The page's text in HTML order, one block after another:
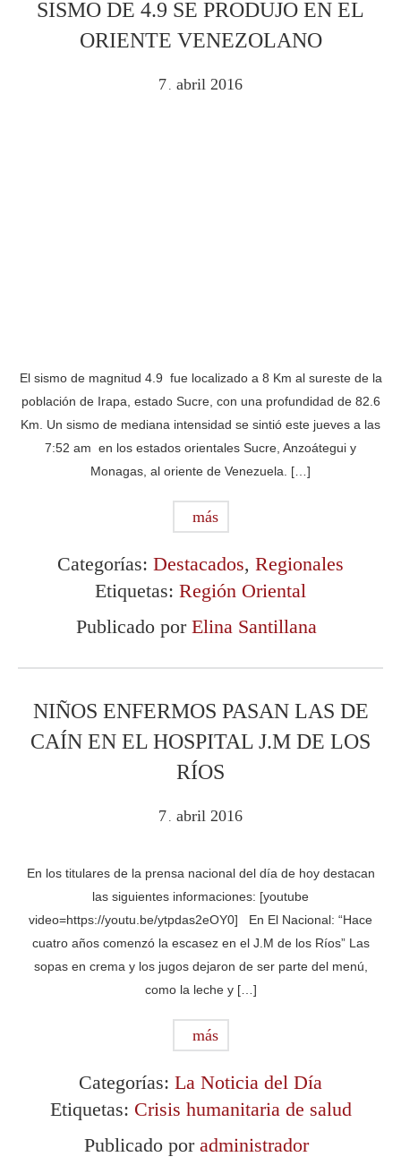
SISMO DE 4.9 SE PRODUJO EN EL
ORIENTE VENEZOLANO
7 abril 2016
El sismo de magnitud 4.9 fue localizado a 8 Km al sureste de la
población de Irapa, estado Sucre, con una profundidad de 82.6
Km. Un sismo de mediana intensidad se sintió este jueves a las
7:52 am en los estados orientales Sucre, Anzoátegui y
Monagas, al oriente de Venezuela. […]
más
Categorías: Destacados, Regionales
Etiquetas: Región Oriental
Publicado por Elina Santillana
NIÑOS ENFERMOS PASAN LAS DE
CAÍN EN EL HOSPITAL J.M DE LOS
RÍOS
7 abril 2016
En los titulares de la prensa nacional del día de hoy destacan
las siguientes informaciones: [youtube
video=https://youtu.be/ytpdas2eOY0] En El Nacional: “Hace
cuatro años comenzó la escasez en el J.M de los Ríos” Las
sopas en crema y los jugos dejaron de ser parte del menú,
como la leche y […]
más
Categorías: La Noticia del Día
Etiquetas: Crisis humanitaria de salud
Publicado por administrador